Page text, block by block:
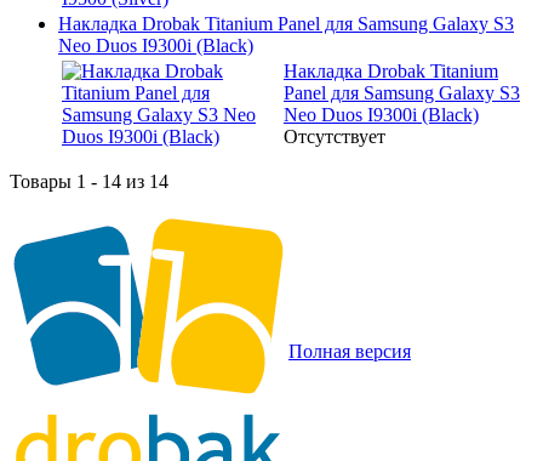
Накладка Drobak Titanium Panel для Samsung Galaxy S3
Neo Duos I9300i (Black)
Накладка Drobak Titanium
Panel для Samsung Galaxy S3
Neo Duos I9300i (Black)
Отсутствует
Товары 1 - 14 из 14
Полная версия